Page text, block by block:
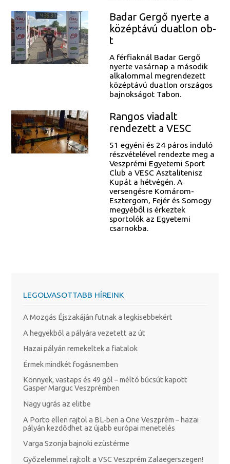
Badar Gergő nyerte a
középtávú duatlon ob-
t
A férfiaknál Badar Gergő
nyerte vasárnap a második
alkalommal megrendezett
középtávú duatlon országos
bajnokságot Tabon.
Rangos viadalt
rendezett a VESC
51 egyéni és 24 páros induló
részvételével rendezte meg a
Veszprémi Egyetemi Sport
Club a VESC Asztalitenisz
Kupát a hétvégén. A
versengésre Komárom-
Esztergom, Fejér és Somogy
megyéből is érkeztek
sportolók az Egyetemi
csarnokba.
LEGOLVASOTTABB HÍREINK
A Mozgás Éjszakáján futnak a legkisebbekért
A hegyekből a pályára vezetett az út
Hazai pályán remekeltek a fiatalok
Érmek mindkét fogásnemben
Könnyek, vastaps és 49 gól – méltó búcsút kapott
Gasper Marguc Veszprémben
Nagy ugrás az elitbe
A Porto ellen rajtol a BL-ben a One Veszprém – hazai
pályán kezdődhet az újabb európai menetelés
Varga Szonja bajnoki ezüstérme
Győzelemmel rajtolt a VSC Veszprém Zalaegerszegen!